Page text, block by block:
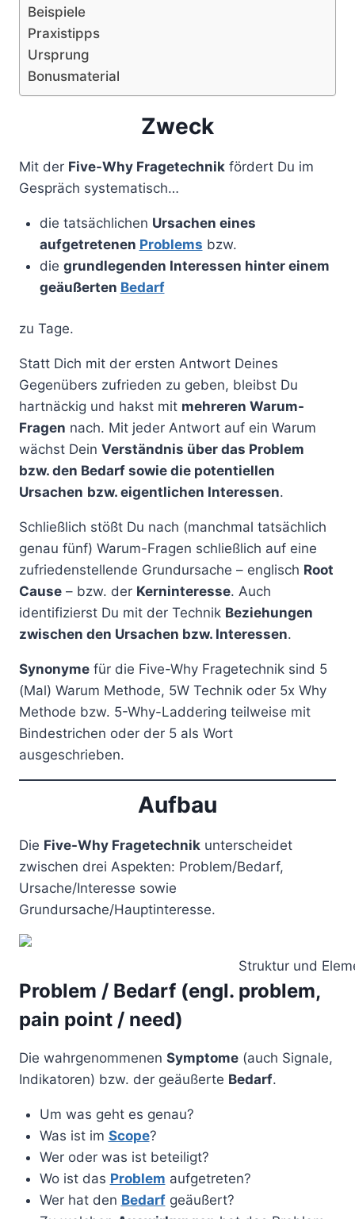
Beispiele
Praxistipps
Ursprung
Bonusmaterial
Zweck
Mit der Five-Why Fragetechnik fördert Du im
Gespräch systematisch…
die tatsächlichen Ursachen eines
aufgetretenen Problems bzw.
die grundlegenden Interessen hinter einem
geäußerten Bedarf
zu Tage.
Statt Dich mit der ersten Antwort Deines
Gegenübers zufrieden zu geben, bleibst Du
hartnäckig und hakst mit mehreren Warum-
Fragen nach. Mit jeder Antwort auf ein Warum
wächst Dein Verständnis über das Problem
bzw. den Bedarf sowie die potentiellen
Ursachen bzw. eigentlichen Interessen.
Schließlich stößt Du nach (manchmal tatsächlich
genau fünf) Warum-Fragen schließlich auf eine
zufriedenstellende Grundursache – englisch Root
Cause – bzw. der Kerninteresse. Auch
identifizierst Du mit der Technik Beziehungen
zwischen den Ursachen bzw. Interessen.
Synonyme für die Five-Why Fragetechnik sind 5
(Mal) Warum Methode, 5W Technik oder 5x Why
Methode bzw. 5-Why-Laddering teilweise mit
Bindestrichen oder der 5 als Wort
ausgeschrieben.
Aufbau
Die Five-Why Fragetechnik unterscheidet
zwischen drei Aspekten: Problem/Bedarf,
Ursache/Interesse sowie
Grundursache/Hauptinteresse.
Struktur und
Problem / Bedarf (engl. problem,
pain point / need)
Die wahrgenommenen Symptome (auch Signale,
Indikatoren) bzw. der geäußerte Bedarf.
Um was geht es genau?
Was ist im Scope?
Wer oder was ist beteiligt?
Wo ist das Problem aufgetreten?
Wer hat den Bedarfgeäußert?